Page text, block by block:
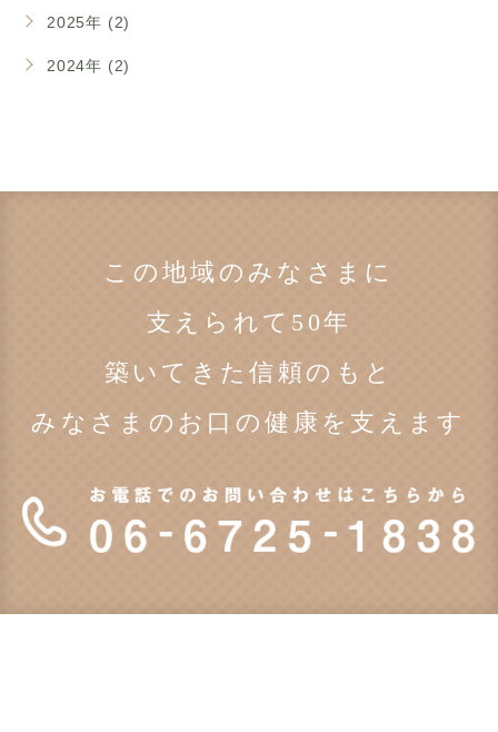
2025年 (2)
2024年 (2)
この地域のみなさまに
支えられて50年
築いてきた信頼のもと
みなさまのお口の健康を支えます